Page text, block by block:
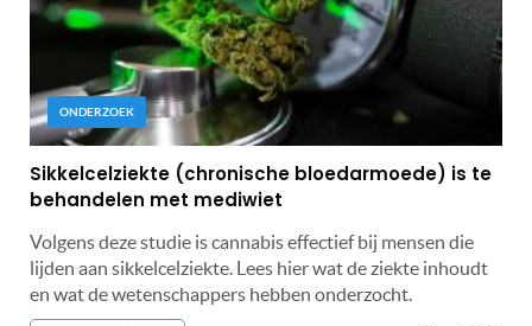
ONDERZOEK
Sikkelcelziekte (chronische bloedarmoede) is te
behandelen met mediwiet
Volgens deze studie is cannabis effectief bij mensen die
lijden aan sikkelcelziekte. Lees hier wat de ziekte inhoudt
en wat de wetenschappers hebben onderzocht.